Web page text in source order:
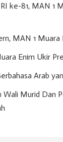
ke-81, MAN 1
MAN 1
Enim Ukir
Arab
Wali Murid Dan